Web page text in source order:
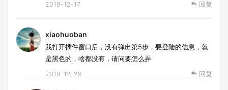
2019-12-17 回复
xiaohuoban
我打开插件窗口后，没有弹出第5步，要登陆的信息，就
是黑色的，啥都没有，请问要怎么弄
2019-12-29 回复